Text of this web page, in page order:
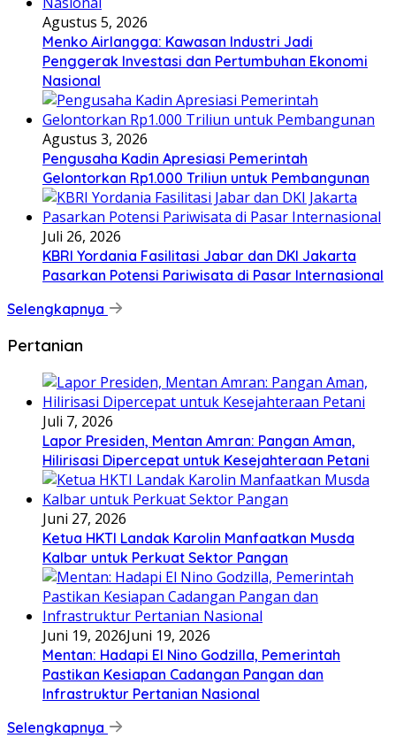
Agustus 5, 2026
Menko Airlangga: Kawasan Industri Jadi
Penggerak Investasi dan Pertumbuhan Ekonomi
Nasional
Agustus 3, 2026
Pengusaha Kadin Apresiasi Pemerintah
Gelontorkan Rp1.000 Triliun untuk Pembangunan
Juli 26, 2026
KBRI Yordania Fasilitasi Jabar dan DKI Jakarta
Pasarkan Potensi Pariwisata di Pasar Internasional
Selengkapnya
Pertanian
Juli 7, 2026
Lapor Presiden, Mentan Amran: Pangan Aman,
Hilirisasi Dipercepat untuk Kesejahteraan Petani
Juni 27, 2026
Ketua HKTI Landak Karolin Manfaatkan Musda
Kalbar untuk Perkuat Sektor Pangan
Juni 19, 2026Juni 19, 2026
Mentan: Hadapi El Nino Godzilla, Pemerintah
Pastikan Kesiapan Cadangan Pangan dan
Infrastruktur Pertanian Nasional
Selengkapnya